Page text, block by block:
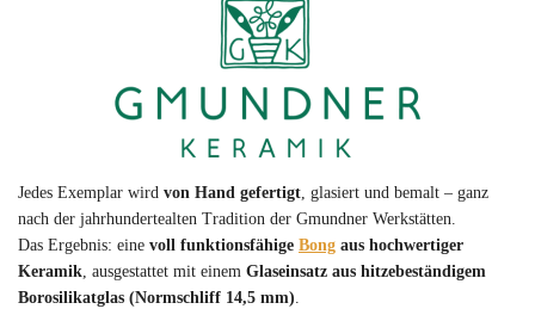
Jedes Exemplar wird von Hand gefertigt, glasiert und bemalt – ganz
nach der jahrhundertealten Tradition der Gmundner Werkstätten.
Das Ergebnis: eine voll funktionsfähige Bong aus hochwertiger
Keramik, ausgestattet mit einem Glaseinsatz aus hitzebeständigem
Borosilikatglas (Normschliff 14,5 mm).